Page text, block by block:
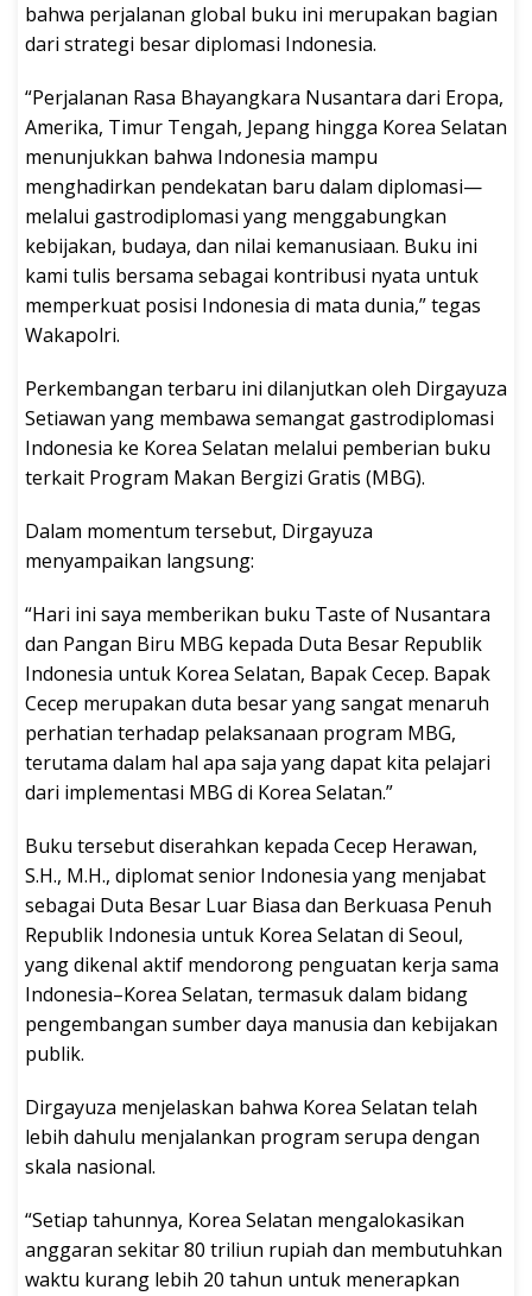
bahwa perjalanan global buku ini merupakan bagian
dari strategi besar diplomasi Indonesia.
“Perjalanan Rasa Bhayangkara Nusantara dari Eropa,
Amerika, Timur Tengah, Jepang hingga Korea Selatan
menunjukkan bahwa Indonesia mampu
menghadirkan pendekatan baru dalam diplomasi—
melalui gastrodiplomasi yang menggabungkan
kebijakan, budaya, dan nilai kemanusiaan. Buku ini
kami tulis bersama sebagai kontribusi nyata untuk
memperkuat posisi Indonesia di mata dunia,” tegas
Wakapolri.
Perkembangan terbaru ini dilanjutkan oleh Dirgayuza
Setiawan yang membawa semangat gastrodiplomasi
Indonesia ke Korea Selatan melalui pemberian buku
terkait Program Makan Bergizi Gratis (MBG).
Dalam momentum tersebut, Dirgayuza
menyampaikan langsung:
“Hari ini saya memberikan buku Taste of Nusantara
dan Pangan Biru MBG kepada Duta Besar Republik
Indonesia untuk Korea Selatan, Bapak Cecep. Bapak
Cecep merupakan duta besar yang sangat menaruh
perhatian terhadap pelaksanaan program MBG,
terutama dalam hal apa saja yang dapat kita pelajari
dari implementasi MBG di Korea Selatan.”
Buku tersebut diserahkan kepada Cecep Herawan,
S.H., M.H., diplomat senior Indonesia yang menjabat
sebagai Duta Besar Luar Biasa dan Berkuasa Penuh
Republik Indonesia untuk Korea Selatan di Seoul,
yang dikenal aktif mendorong penguatan kerja sama
Indonesia–Korea Selatan, termasuk dalam bidang
pengembangan sumber daya manusia dan kebijakan
publik.
Dirgayuza menjelaskan bahwa Korea Selatan telah
lebih dahulu menjalankan program serupa dengan
skala nasional.
“Setiap tahunnya, Korea Selatan mengalokasikan
anggaran sekitar 80 triliun rupiah dan membutuhkan
waktu kurang lebih 20 tahun untuk menerapkan